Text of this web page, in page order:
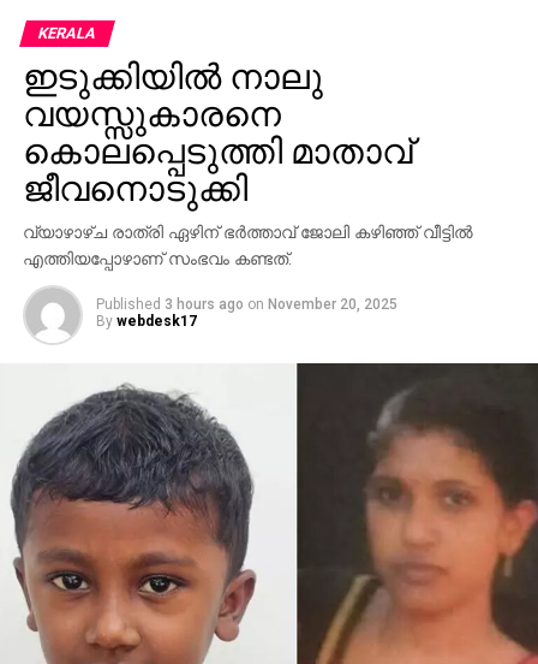
KERALA
ഇടുക്കിയില്‍ നാലു
വയസ്സുകാരനെ
കൊലപ്പെടുത്തി മാതാവ്
ജീവനൊടുക്കി
വ്യാഴാഴ്ച രാത്രി ഏഴിന് ഭര്‍ത്താവ് ജോലി കഴിഞ്ഞ് വീട്ടില്‍
എത്തിയപ്പോഴാണ് സംഭവം കണ്ടത്.
Published 3 hours ago on November 20, 2025
By webdesk17